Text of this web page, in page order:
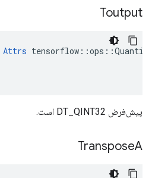
Toutput
Attrs
پیش‌فرض DT_QINT32 است.
TransposeA